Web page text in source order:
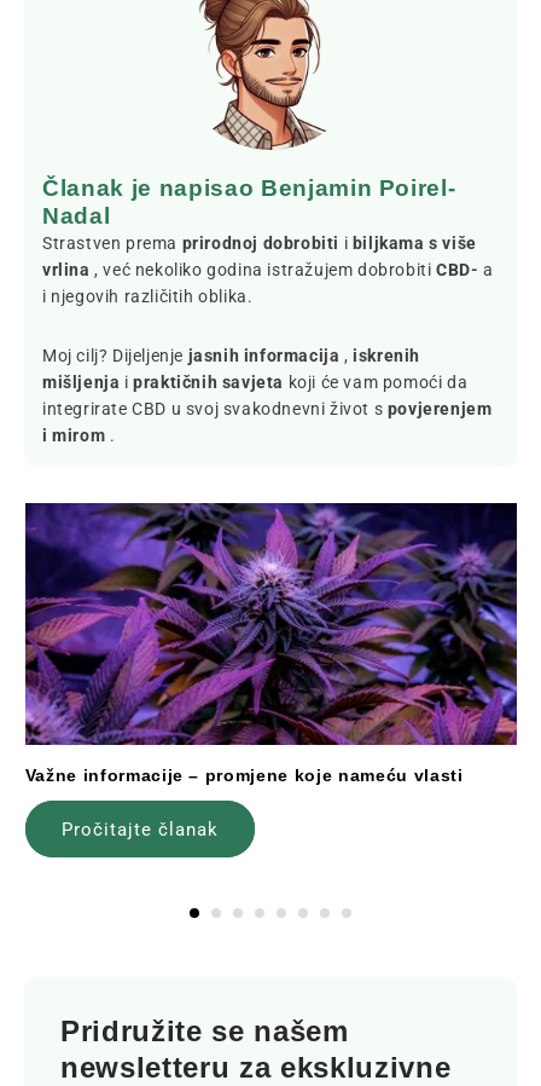
Članak je napisao Benjamin Poirel-
Nadal
Strastven prema prirodnoj dobrobiti i biljkama s više
vrlina , već nekoliko godina istražujem dobrobitiCBD- a
i njegovih različitih oblika.
Moj cilj? Dijeljenje jasnih informacija ,iskrenih
mišljenja ipraktičnih savjeta koji će vam pomoći da
integrirate CBD u svoj svakodnevni život s povjerenjem
i mirom .
Važne informacije – promjene koje nameću vlasti
Pročitajte članak
Pridružite se našem
newsletteru za ekskluzivne